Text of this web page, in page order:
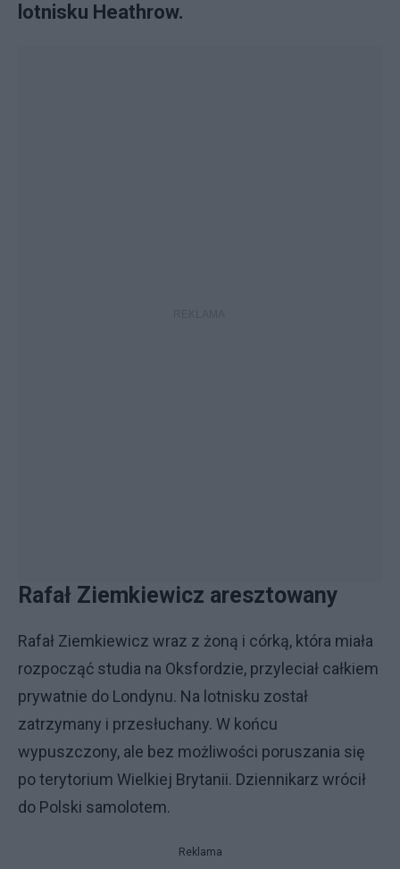
lotnisku Heathrow.
Rafał Ziemkiewicz aresztowany
Rafał Ziemkiewicz wraz z żoną i córką, która miała
rozpocząć studia na Oksfordzie, przyleciał całkiem
prywatnie do Londynu. Na lotnisku został
zatrzymany i przesłuchany. W końcu
wypuszczony, ale bez możliwości poruszania się
po terytorium Wielkiej Brytanii. Dziennikarz wrócił
do Polski samolotem.
Reklama